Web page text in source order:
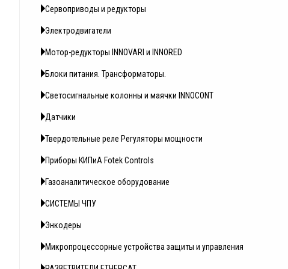
Сервоприводы и редукторы
Электродвигатели
Мотор-редукторы INNOVARI и INNORED
Блоки питания. Трансформаторы.
Светосигнальные колонны и маячки INNOCONT
Датчики
Твердотельные реле Регуляторы мощности
Приборы КИПиА Fotek Controls
Газоаналитическое оборудование
СИСТЕМЫ ЧПУ
Энкодеры
Микропроцессорные устройства защиты и управления